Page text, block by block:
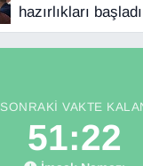
hazırlıkları başladı
SONRAKI VAKTE
51:21